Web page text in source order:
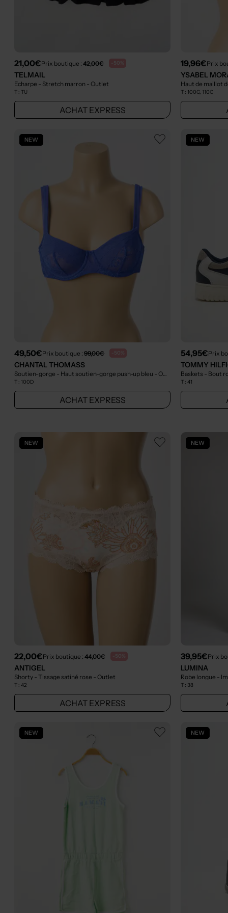
21,00€Prix boutique :42,00€ -50%
TELMAIL
Echarpe - Stretch marron - Outlet
T : TU
ACHAT EXPRESS
19,96€Prix
YSABEL
Haut de maillot
T :100C, 110C
NEW
49,50€Prix boutique :99,00€ -50%
CHANTAL THOMASS
Soutien-gorge - Haut soutien-gorge push-up bleu - Outlet
T :100D
ACHAT EXPRESS
NEW
54,95€Prix
TOMMY
Baskets - Bout
T :41
NEW
22,00€Prix boutique :44,00€ -50%
ANTIGEL
Shorty - Tissage satiné rose - Outlet
T :42
ACHAT EXPRESS
NEW
39,95€Prix
LUMINA
Robe longue -
T :38
NEW NEW